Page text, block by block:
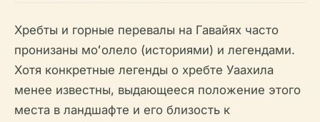
Хребты и горные перевалы на Гавайях часто
пронизаны моʻолело (историями) и легендами.
Хотя конкретные легенды о хребте Уаахила
менее известны, выдающееся положение этого
места в ландшафте и его близость к